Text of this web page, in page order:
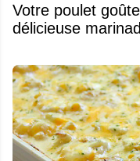
Votre poulet
délicieuse